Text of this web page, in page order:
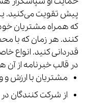
پیش تقویت می‌کنید.
که همراه مشتریان
کنند. هر زمان که با
قدردانی کنید. انواع
در قالب خبرنامه از آن
مشتریان با ارزش و
از شرکت کنندگان